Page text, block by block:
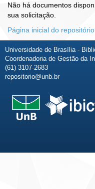
Não há documentos
sua solicitação.
Página inicial do repositório
Universidade de Brasília -
Coordenadoria de Gestão da
(61) 3107-2683
repositorio@unb.br